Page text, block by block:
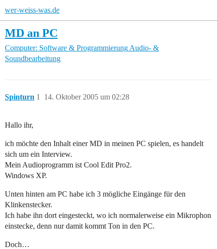
wer-weiss-was.de
MD an PC
Computer: Software & Programmierung Audio- &
Soundbearbeitung
Spinturn 14. Oktober 2005 um 02:28
1
Hallo ihr,
ich möchte den Inhalt einer MD in meinen PC spielen, es handelt
sich um ein Interview.
Mein Audioprogramm ist Cool Edit Pro2.
Windows XP.
Unten hinten am PC habe ich 3 mögliche Eingänge für den
Klinkenstecker.
Ich habe ihn dort eingesteckt, wo ich normalerweise ein Mikrophon
einstecke, denn nur damit kommt Ton in den PC.
Doch…